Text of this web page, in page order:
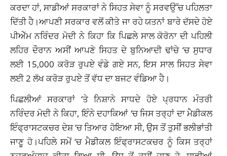
ਕਰਦਾ ਹਾਂ, ਸਾਡੀਆਂ ਸਰਕਾਰਾਂ ਨੇ ਸਿਹਤ ਸੇਵਾ ਨੂੰ ਸਰਵਉੱਚ ਪਹਿਲਤਾ
ਦਿੱਤੀ ਹੈ।ਆਪਣੀ ਸਰਕਾਰ ਵਲੋਂ ਕੀਤੇ ਜਾ ਰਹੇ ਯਤਨਾਂ ਬਾਰੇ ਦੱਸਦੇ ਹੋਏ
ਪੀਅੇੱਮ ਨਰਿੰਦਰ ਮੋਦੀ ਨੇ ਕਿਹਾ ਕਿ ਪਿਛਲੇ ਸਾਲ ਕੋਰੋਨਾ ਦੀ ਪਹਿਲੀ
ਲਹਿਰ ਦੌਰਾਨ ਅਸੀਂ ਆਪਣੇ ਸਿਹਤ ਦੇ ਬੁਨਿਆਦੀ ਢਾਂਚੇ ‘ਚ ਸੁਧਾਰ
ਲਈ 15,000 ਕਰੋੜ ਰੁਪਏ ਵੰਡੇ ਗਏ ਸਨ, ਇਸ ਸਾਲ ਸਿਹਤ ਸੇਵਾ
ਲਈ 2 ਲੱਖ ਕਰੋੜ ਰੁਪਏ ਤੋਂ ਵੱਧ ਦਾ ਬਜਟ ਵੰਡਿਆ ਹੈ।
ਪਿਛਲੀਆਂ ਸਰਕਾਰਾਂ ‘ਤੇ ਨਿਸ਼ਾਨੇ ਸਾਧਦੇ ਹੋਏ ਪ੍ਰਧਾਨ ਮੰਤਰੀ
ਨਰਿੰਦਰ ਮੋਦੀ ਨੇ ਕਿਹਾ, ਇੰਨੇ ਦਹਾਕਿਆਂ ‘ਚ ਜਿਸ ਤਰ੍ਹਾਂ ਦਾ ਮੈਡੀਕਲ
ਇੰਫ੍ਰਾਸਟਕਚਰ ਦੇਸ਼ ‘ਚ ਤਿਆਰ ਹੋਇਆ ਸੀ, ਉਸ ਤੋਂ ਤੁਸੀਂ ਭਲੀਭਾਂਤੀ
ਜਾਣੂ ਹੋ।ਪਹਿਲੇ ਸਮੇਂ ‘ਚ ਮੈਡੀਕਲ ਇੰਫ੍ਰਾਸਟਕਚਰ ਨੂੰ ਕਿਸ ਤਰ੍ਹਾਂ